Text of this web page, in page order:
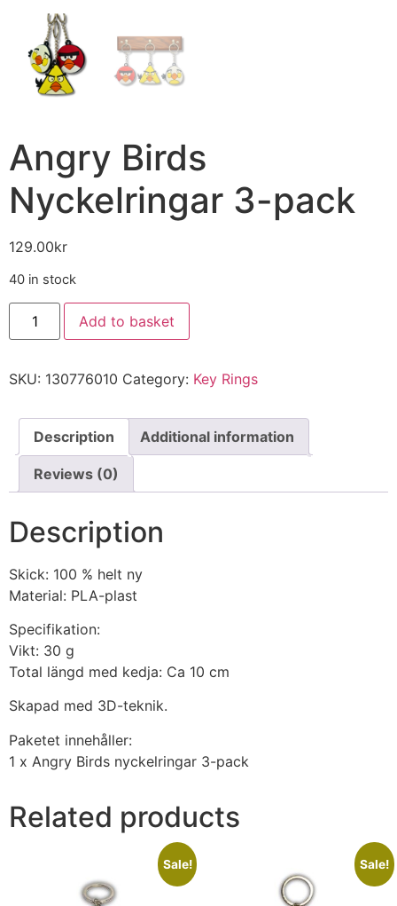
Angry Birds
Nyckelringar 3-pack
129.00kr
40 in stock
Add to basket
SKU: 130776010 Category: Key Rings
Description Additional information
Reviews (0)
Description
Skick: 100 % helt ny
Material: PLA-plast
Specifikation:
Vikt: 30 g
Total längd med kedja: Ca 10 cm
Skapad med 3D-teknik.
Paketet innehåller:
1 x Angry Birds nyckelringar 3-pack
Related products
Sale! Sale!